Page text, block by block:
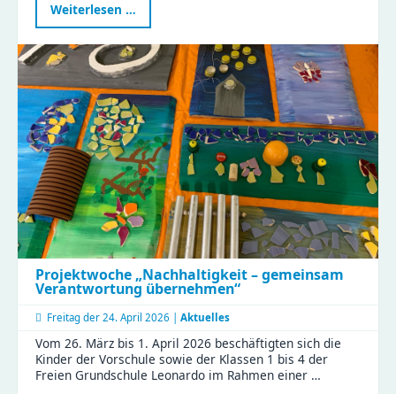
Weiterlesen …
„Schatzsuche
–
Schule
in
Sicht“
Projektwoche „Nachhaltigkeit – gemeinsam
Verantwortung übernehmen“
Freitag der 24. April 2026 | Aktuelles
Vom 26. März bis 1. April 2026 beschäftigten sich die
Kinder der Vorschule sowie der Klassen 1 bis 4 der
Freien Grundschule Leonardo im Rahmen einer …